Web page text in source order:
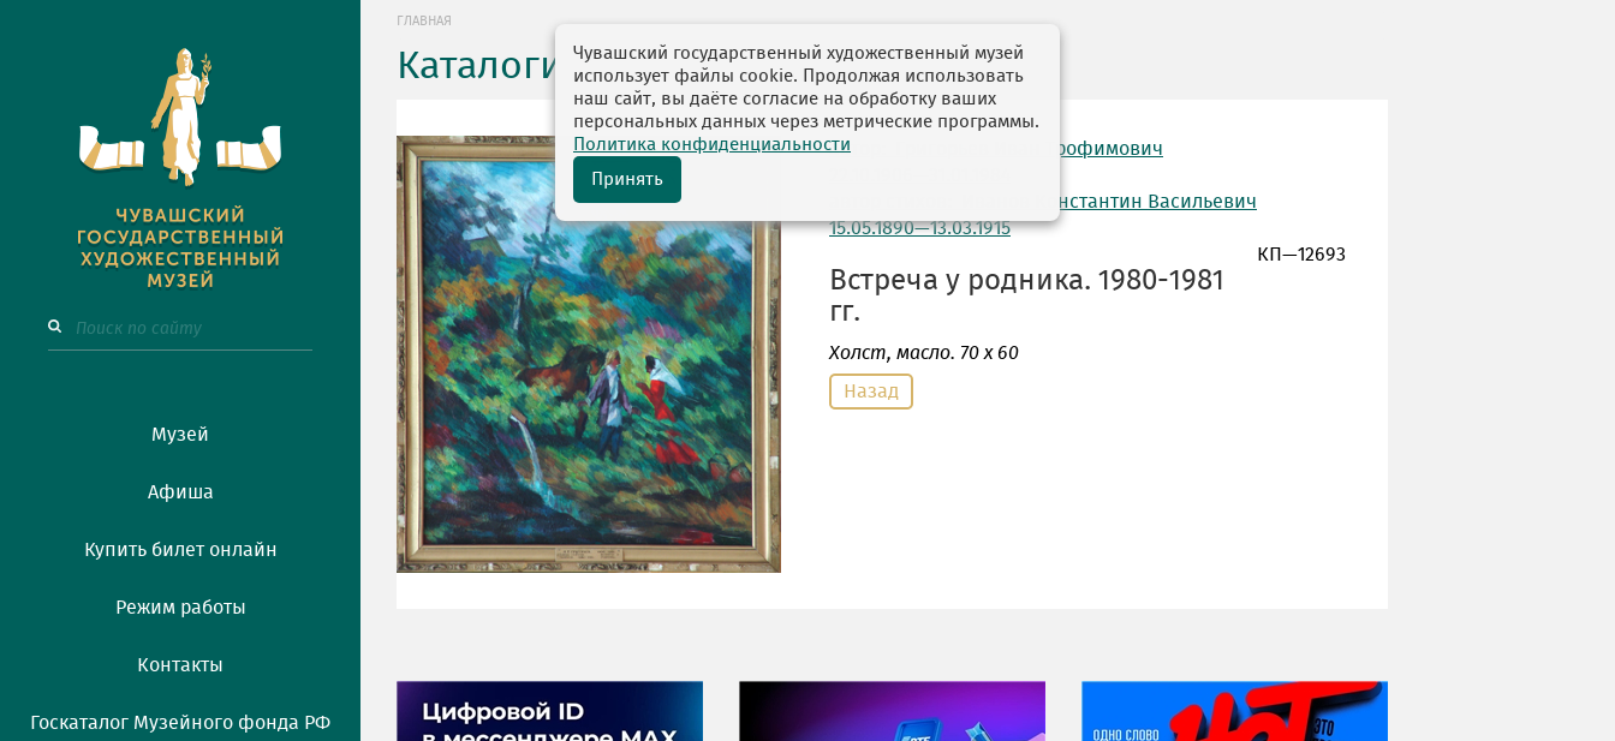
Музей
Афиша
Купить билет онлайн
Режим работы
Контакты
Госкаталог Музейного фонда РФ
ГЛАВНАЯ
Каталоги выставок
автор: Григорьев Иван Трофимович
автор стихов: Иванов Константин Васильевич
15.05.1890—13.03.1915
КП—12693
Встреча у родника. 1980-1981
гг.
Холст, масло. 70 х 60
Назад
НИ ДНЯ БЕЗ ДАТЫ...
07 августа
Чувашский государственный художественный музей
использует файлы cookie. Продолжая использовать
наш сайт, вы даёте согласие на обработку ваших
персональных данных через метрические программы.
Политика конфиденциальности
Принять